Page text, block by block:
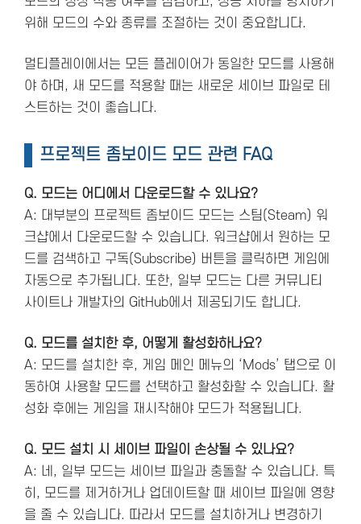
위해 모드의 수와 종류를 조절하는 것이 중요합니다.
멀티플레이에서는 모든 플레이어가 동일한 모드를 사용해
야 하며, 새 모드를 적용할 때는 새로운 세이브 파일로 테
스트하는 것이 좋습니다.
프로젝트 좀보이드 모드 관련 FAQ
Q. 모드는 어디에서 다운로드할 수 있나요?
A: 대부분의 프로젝트 좀보이드 모드는 스팀(Steam) 워
크샵에서 다운로드할 수 있습니다. 워크샵에서 원하는 모
드를 검색하고 구독(Subscribe) 버튼을 클릭하면 게임에
자동으로 추가됩니다. 또한, 일부 모드는 다른 커뮤니티
사이트나 개발자의 GitHub에서 제공되기도 합니다.
Q. 모드를 설치한 후, 어떻게 활성화하나요?
A: 모드를 설치한 후, 게임 메인 메뉴의 ‘Mods’ 탭으로 이
동하여 사용할 모드를 선택하고 활성화할 수 있습니다. 활
성화 후에는 게임을 재시작해야 모드가 적용됩니다.
Q. 모드 설치 시 세이브 파일이 손상될 수 있나요?
A: 네, 일부 모드는 세이브 파일과 충돌할 수 있습니다. 특
히, 모드를 제거하거나 업데이트할 때 세이브 파일에 영향
을 줄 수 있습니다. 따라서 모드를 설치하거나 변경하기